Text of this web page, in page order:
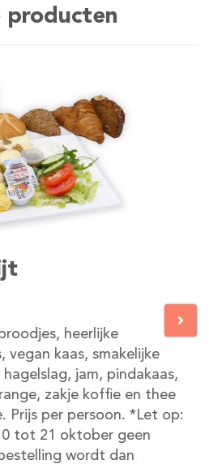
producten
heerlijke
vegan kaas, smakelijke
jam, pindakaas,
zakje koffie en thee
Prijs per persoon. *Let op:
tot 21 oktober geen
wordt dan